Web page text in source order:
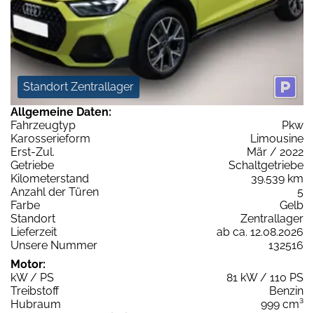
Standort Zentrallager
Allgemeine Daten:
Fahrzeugtyp
Pkw
Karosserieform
Limousine
Erst-Zul.
Mär / 2022
Getriebe
Schaltgetriebe
Kilometerstand
39.539 km
Anzahl der Türen
5
Farbe
Gelb
Standort
Zentrallager
Lieferzeit
ab ca. 12.08.2026
Unsere Nummer
132516
Motor:
kW / PS
81 kW / 110 PS
Treibstoff
Benzin
Hubraum
999 cm³